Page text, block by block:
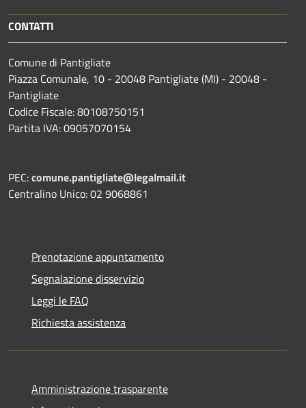
CONTATTI
Comune di Pantigliate
Piazza Comunale, 10 - 20048 Pantigliate (MI) - 20048 -
Pantigliate
Codice Fiscale: 80108750151
Partita IVA: 09057070154
PEC:comune.pantigliate@legalmail.it
Centralino Unico: 02 9068861
Prenotazione appuntamento
Segnalazione disservizio
Leggi le FAQ
Richiesta assistenza
Amministrazione trasparente